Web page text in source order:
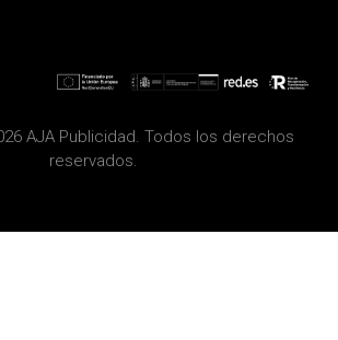
AJA Publicidad. Todos los derechos
reservados.